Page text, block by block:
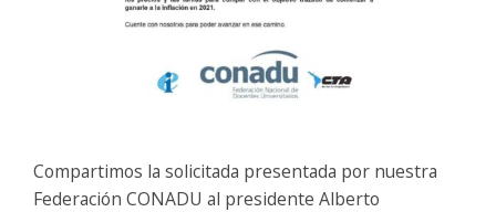
Compartimos la solicitada presentada por nuestra
Federación CONADU al presidente Alberto